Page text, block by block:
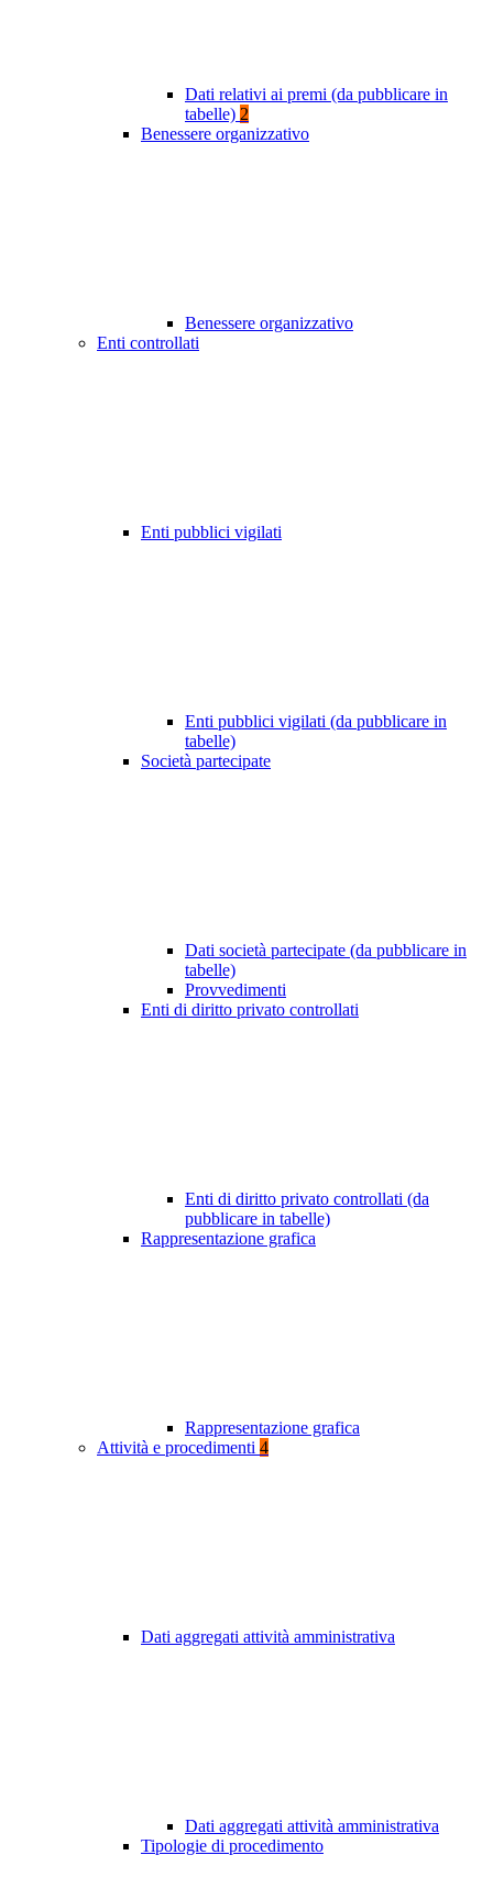
Dati relativi ai premi (da pubblicare in
tabelle) 2
Benessere organizzativo
Benessere organizzativo
Enti controllati
Enti pubblici vigilati
Enti pubblici vigilati (da pubblicare in
tabelle)
Società partecipate
Dati società partecipate (da pubblicare in
tabelle)
Provvedimenti
Enti di diritto privato controllati
Enti di diritto privato controllati (da
pubblicare in tabelle)
Rappresentazione grafica
Rappresentazione grafica
Attività e procedimenti 4
Dati aggregati attività amministrativa
Dati aggregati attività amministrativa
Tipologie di procedimento